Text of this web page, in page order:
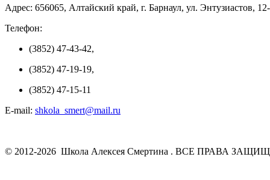
Адрес: 656065, Алтайский край, г. Барнаул, ул. Энтузиастов,
Телефон:
(3852) 47-43-42,
(3852) 47-19-19,
(3852) 47-15-11
E-mail: shkola_smert@mail.ru
© 2012-2026 Школа Алексея Смертина . ВСЕ ПРАВА